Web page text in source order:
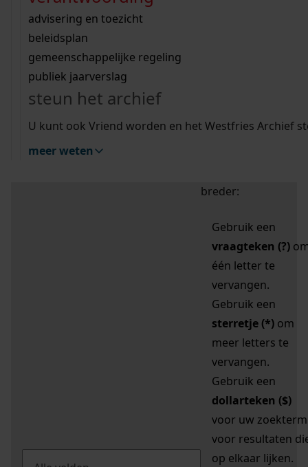
bouwvergunningen
omgevingsvergunningen
vergunningen
beeld en geluid
uitleg nodig?
Wij helpen u op weg met een aantal zoektips.
bekijk alle zoektips
Wij helpen u op weg met een aantal zoektips.
bekijk alle zoektips
bekijk ons geschiedenislokaal
advisering en toezicht
beleidsplan
gemeenschappelijke regeling
publiek jaarverslag
steun het archief
U kunt ook Vriend worden en het Westfries Archief
meer weten
zoektips
Mijn Studiezaal (inloggen)
uw zoekopdracht te
breder:
Gebruik een
vraagteken (?)
één letter te
vervangen.
Gebruik een
sterretje (*) om
meer letters te
vervangen.
Gebruik een
dollarteken ($)
voor uw zoekterm
voor resultaten
op elkaar lijken.